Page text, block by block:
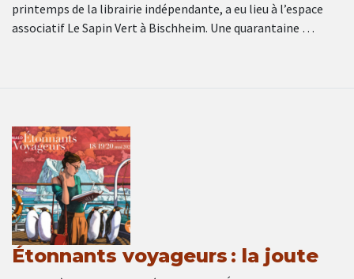
printemps de la librairie indépendante, a eu lieu à l’espace
associatif Le Sapin Vert à Bischheim. Une quarantaine …
Étonnants voyageurs : la joute